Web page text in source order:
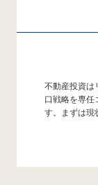
不動産投資は
口戦略を専任
す。まずは現